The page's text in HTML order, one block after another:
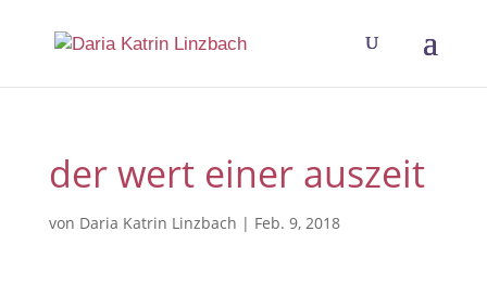
der wert einer auszeit
von Daria Katrin Linzbach | Feb. 9, 2018